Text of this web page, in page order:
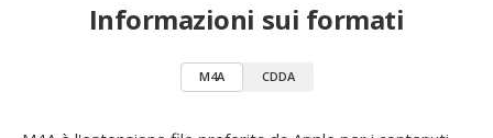
Informazioni sui formati
M4A CDDA